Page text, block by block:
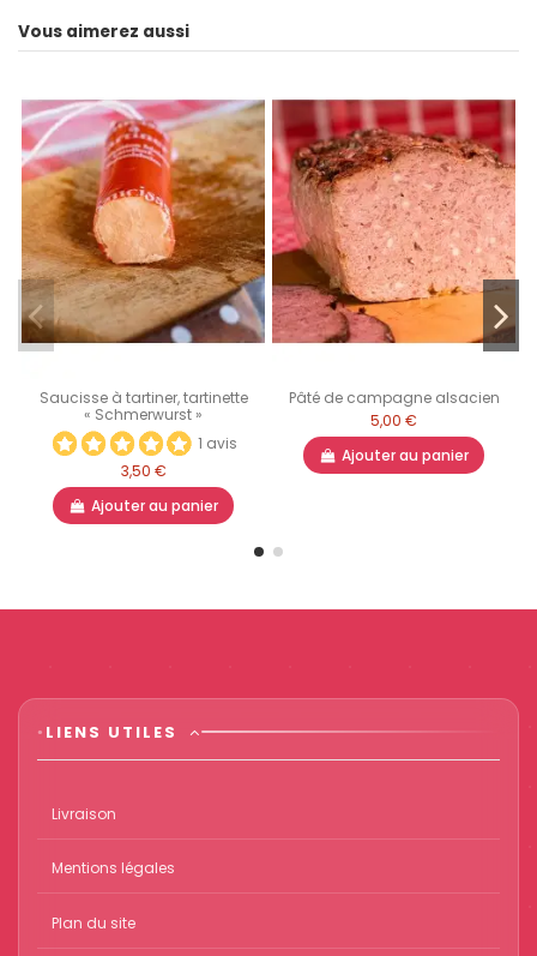
Vous aimerez aussi
Saucisse à tartiner, tartinette
« Schmerwurst »
1 avis
3,50 €
Ajouter au panier
Pâté de campagne alsacien
5,00 €
Ajouter au panier
LIENS UTILES
Livraison
Mentions légales
Plan du site